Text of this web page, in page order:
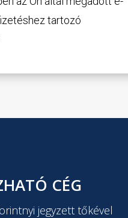
tartozó
CÉG
jegyzett tőkével